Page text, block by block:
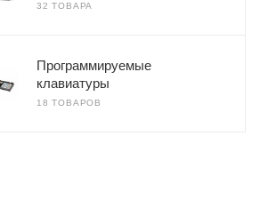
32 ТОВАРА
Программируемые
клавиатуры
18 ТОВАРОВ